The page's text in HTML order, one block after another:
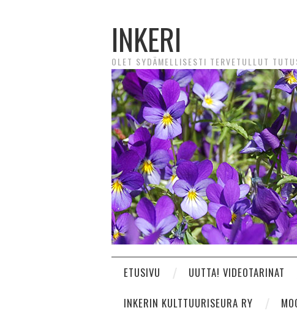
INKERI
OLET SYDÄMELLISESTI TERVETULLUT
ETUSIVU UUTTA! VIDEOTARINAT
INKERIN KULTTUURISEURA RY